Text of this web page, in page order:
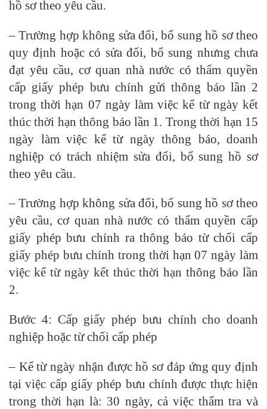
hồ sơ theo yêu cầu.
– Trường hợp không sửa đổi, bổ sung hồ sơ theo
quy định hoặc có sửa đổi, bổ sung nhưng chưa
đạt yêu cầu, cơ quan nhà nước có thẩm quyền
cấp giấy phép bưu chính gửi thông báo lần 2
trong thời hạn 07 ngày làm việc kể từ ngày kết
thúc thời hạn thông báo lần 1. Trong thời hạn 15
ngày làm việc kể từ ngày thông báo, doanh
nghiệp có trách nhiệm sửa đổi, bổ sung hồ sơ
theo yêu cầu.
– Trường hợp không sửa đổi, bổ sung hồ sơ theo
yêu cầu, cơ quan nhà nước có thẩm quyền cấp
giấy phép bưu chính ra thông báo từ chối cấp
giấy phép bưu chính trong thời hạn 07 ngày làm
việc kể từ ngày kết thúc thời hạn thông báo lần
2.
Bước 4: Cấp giấy phép bưu chính cho doanh
nghiệp hoặc từ chối cấp phép
– Kể từ ngày nhận được hồ sơ đáp ứng quy định
tại việc cấp giấy phép bưu chính được thực hiện
trong thời hạn là: 30 ngày, cả việc thẩm tra và